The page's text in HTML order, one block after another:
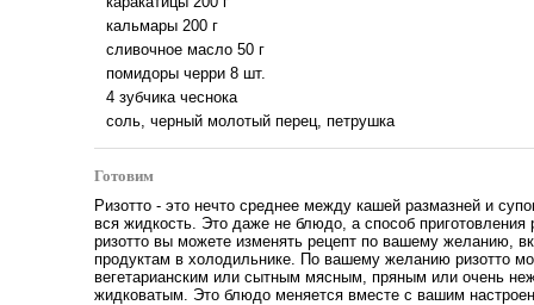
кальмары 200 г
сливочное масло 50 г
помидоры черри 8 шт.
4 зубчика чеснока
соль, черный молотый перец, петрушка
Готовим
Ризотто - это нечто среднее между кашей размазней и
вся жидкость. Это даже не блюдо, а способ приготовления
ризотто вы можете изменять рецепт по вашему желанию,
продуктам в холодильнике. По вашему желанию ризотто
вегетарианским или сытным мясным, пряным или очень
жидковатым. Это блюдо меняется вместе с вашим